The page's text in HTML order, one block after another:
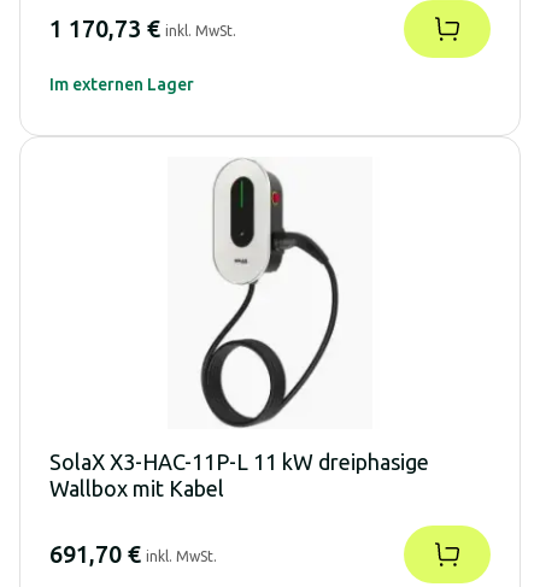
1 170,73 € inkl. MwSt.
Im externen Lager
SolaX X3-HAC-11P-L 11 kW dreiphasige
Wallbox mit Kabel
691,70 € inkl. MwSt.